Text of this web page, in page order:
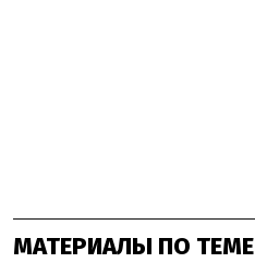
МАТЕРИАЛЫ ПО ТЕМЕ